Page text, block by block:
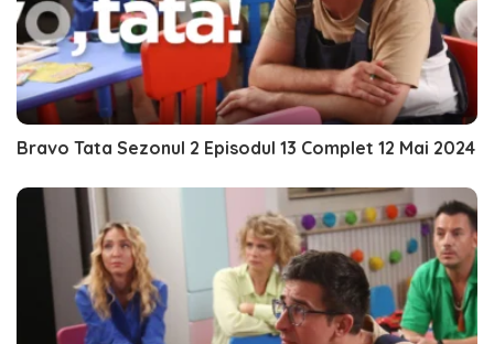
Bravo Tata Sezonul 2 Episodul 13 Complet 12 Mai 2024